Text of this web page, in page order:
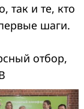
так и те, кто
шаги.
отбор,